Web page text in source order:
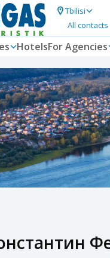
Tbilisi
All contacts
HotelsFor Agencies